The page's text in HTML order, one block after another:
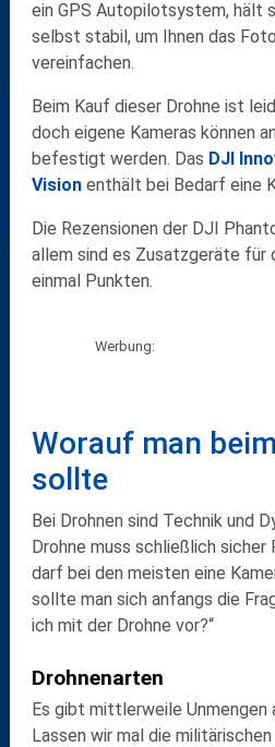
ein GPS Autopilotsystem, hält
selbst stabil, um Ihnen das
vereinfachen.
Beim Kauf dieser Drohne ist
doch eigene Kameras können
befestigt werden. Das DJI
Visionenthält bei Bedarf eine
Die Rezensionen der DJI
allem sind es Zusatzgeräte für
einmal Punkten.
Werbung:
Worauf man
sollte
Bei Drohnen sind Technik und
Drohne muss schließlich sicher
darf bei den meisten eine
sollte man sich anfangs die
ich mit der Drohne vor?“
Drohnenarten
Es gibt mittlerweile Unmengen
Lassen wir mal die